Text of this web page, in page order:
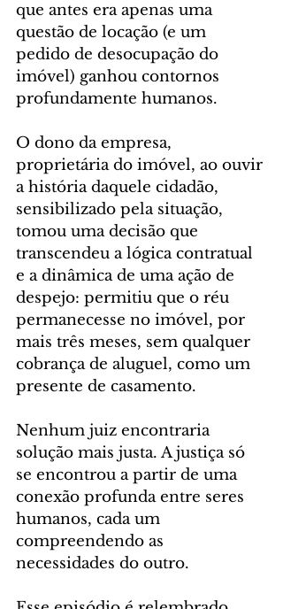
que antes era apenas uma
questão de locação (e um
pedido de desocupação do
imóvel) ganhou contornos
profundamente humanos.
O dono da empresa,
proprietária do imóvel, ao ouvir
a história daquele cidadão,
sensibilizado pela situação,
tomou uma decisão que
transcendeu a lógica contratual
e a dinâmica de uma ação de
despejo: permitiu que o réu
permanecesse no imóvel, por
mais três meses, sem qualquer
cobrança de aluguel, como um
presente de casamento.
Nenhum juiz encontraria
solução mais justa. A justiça só
se encontrou a partir de uma
conexão profunda entre seres
humanos, cada um
compreendendo as
necessidades do outro.